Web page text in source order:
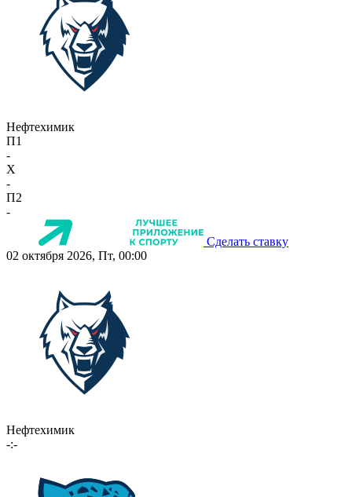
Нефтехимик
П1
-
X
-
П2
-
Сделать ставку
02 октября 2026, Пт, 00:00
Нефтехимик
-:-